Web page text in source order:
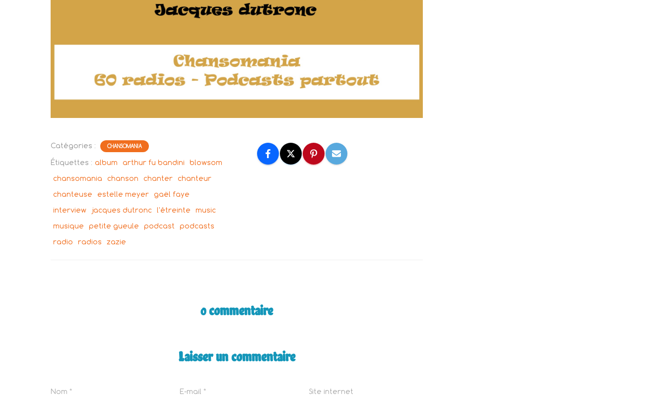
Catégories : CHANSOMANIA
Étiquettes : album arthur fu bandini blowsom
chansomania
chanson chanter chanteur
chanteuse
estelle meyer gaël faye
interview
jacques dutronc l'étreinte music
musique petite gueule podcast podcasts
radio radios zazie
0 commentaire
Laisser un commentaire
Nom * E-mail * Site internet